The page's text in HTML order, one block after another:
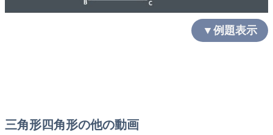
▼例題表示
三角形四角形の他の動画